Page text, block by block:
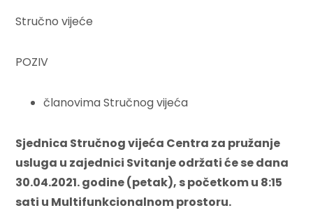
Stručno vijeće
POZIV
članovima Stručnog vijeća
Sjednica Stručnog vijeća Centra za pružanje
usluga u zajednici Svitanje održati će se dana
30.04.2021. godine (petak), s početkom u 8:15
sati u Multifunkcionalnom prostoru.